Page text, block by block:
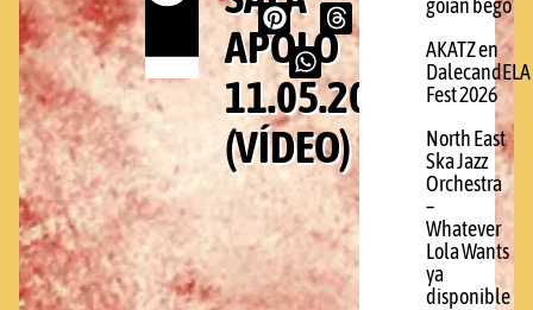
APOLO
11.05.2022
(VÍDEO)
goian bego
AKATZ en
DalecandELA
Fest 2026
North East
Ska Jazz
Orchestra
–
Whatever
Lola Wants
ya
disponible